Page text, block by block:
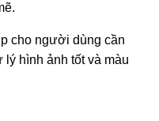
cho người dùng cần
hình ảnh tốt và màu